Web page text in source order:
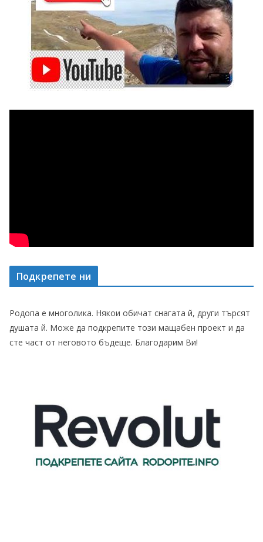
Подкрепете ни
Родопа е многолика. Някои обичат снагата й, други търсят
душата й. Може да подкрепите този мащабен проект и да
сте част от неговото бъдеще. Благодарим Ви!